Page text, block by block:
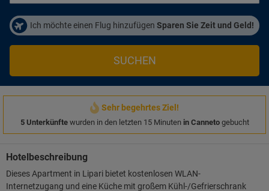
Ich möchte einen Flug hinzufügen Sparen Sie Zeit und Geld!
SUCHEN
Sehr begehrtes Ziel!
5 Unterkünftewurden in den letzten 15 Minutenin Cannetogebucht
Hotelbeschreibung
Dieses Apartment in Lipari bietet kostenlosen WLAN-
Internetzugang und eine Küche mit großem Kühl-/Gefrierschrank